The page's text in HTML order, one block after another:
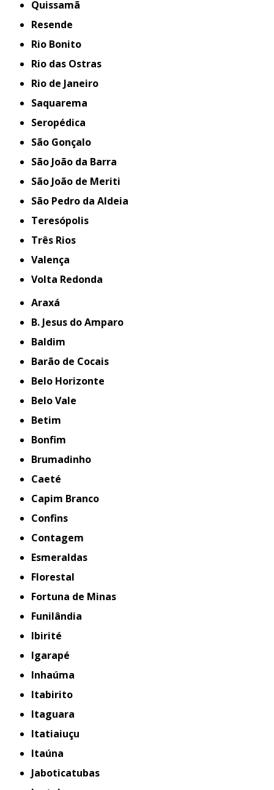
Quissamã
Resende
Rio Bonito
Rio das Ostras
Rio de Janeiro
Saquarema
Seropédica
São Gonçalo
São João da Barra
São João de Meriti
São Pedro da Aldeia
Teresópolis
Três Rios
Valença
Volta Redonda
Araxá
B. Jesus do Amparo
Baldim
Barão de Cocais
Belo Horizonte
Belo Vale
Betim
Bonfim
Brumadinho
Caeté
Capim Branco
Confins
Contagem
Esmeraldas
Florestal
Fortuna de Minas
Funilândia
Ibirité
Igarapé
Inhaúma
Itabirito
Itaguara
Itatiaiuçu
Itaúna
Jaboticatubas